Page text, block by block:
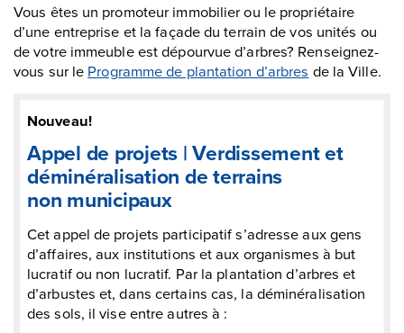
Vous êtes un promoteur immobilier ou le propriétaire
d’une entreprise et la façade du terrain de vos unités ou
de votre immeuble est dépourvue d’arbres? Renseignez-
vous sur le Programme de plantation d’arbres de la Ville.
Nouveau!
Appel de projets | Verdissement et
déminéralisation de terrains
non municipaux
Cet appel de projets participatif s’adresse aux gens
d’affaires, aux institutions et aux organismes à but
lucratif ou non lucratif. Par la plantation d’arbres et
d’arbustes et, dans certains cas, la déminéralisation
des sols, il vise entre autres à :